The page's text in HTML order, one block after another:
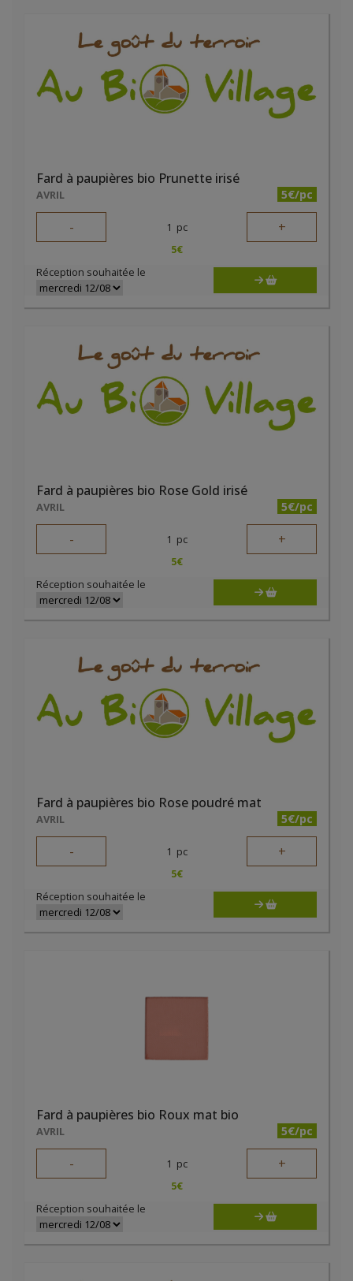
Fard à paupières bio Prunette irisé
AVRIL 5€/pc
- 1 pc +
5€
Réception souhaitée le
Fard à paupières bio Rose Gold irisé
AVRIL 5€/pc
- 1 pc +
5€
Réception souhaitée le
Fard à paupières bio Rose poudré mat
AVRIL 5€/pc
- 1 pc +
5€
Réception souhaitée le
Fard à paupières bio Roux mat bio
AVRIL 5€/pc
- 1 pc +
5€
Réception souhaitée le